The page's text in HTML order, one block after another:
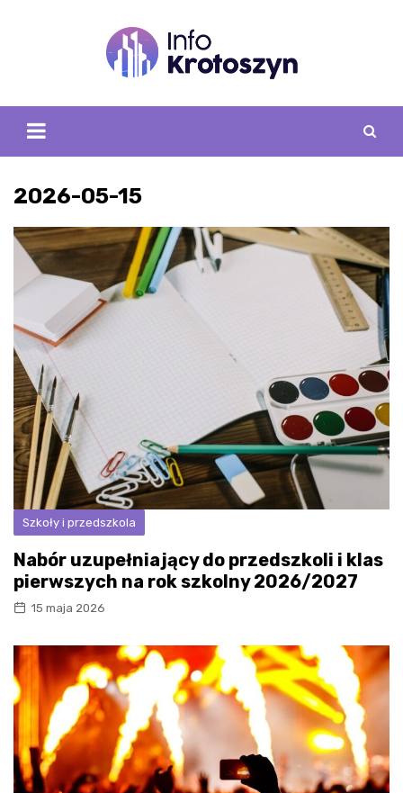
2026-05-15
Szkoły i przedszkola
Nabór uzupełniający do przedszkoli i klas
pierwszych na rok szkolny 2026/2027
15 maja 2026